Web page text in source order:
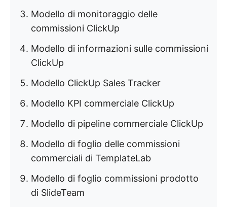
Modello di monitoraggio delle
commissioni ClickUp
Modello di informazioni sulle commissioni
ClickUp
Modello ClickUp Sales Tracker
Modello KPI commerciale ClickUp
Modello di pipeline commerciale ClickUp
Modello di foglio delle commissioni
commerciali di TemplateLab
Modello di foglio commissioni prodotto
di SlideTeam